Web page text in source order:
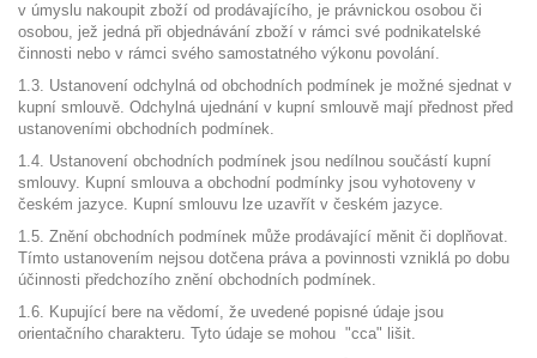
v úmyslu nakoupit zboží od prodávajícího, je právnickou osobou či
osobou, jež jedná při objednávání zboží v rámci své podnikatelské
činnosti nebo v rámci svého samostatného výkonu povolání.
1.3. Ustanovení odchylná od obchodních podmínek je možné sjednat v
kupní smlouvě. Odchylná ujednání v kupní smlouvě mají přednost před
ustanoveními obchodních podmínek.
1.4. Ustanovení obchodních podmínek jsou nedílnou součástí kupní
smlouvy. Kupní smlouva a obchodní podmínky jsou vyhotoveny v
českém jazyce. Kupní smlouvu lze uzavřít v českém jazyce.
1.5. Znění obchodních podmínek může prodávající měnit či doplňovat.
Tímto ustanovením nejsou dotčena práva a povinnosti vzniklá po dobu
účinnosti předchozího znění obchodních podmínek.
1.6. Kupující bere na vědomí, že uvedené popisné údaje jsou
orientačního charakteru. Tyto údaje se mohou "cca" lišit.